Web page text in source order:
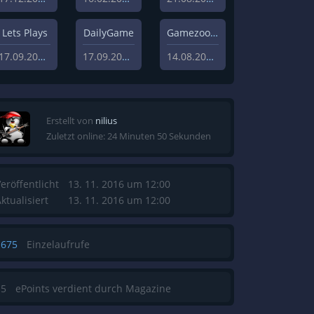
Lets Plays
17.09.2019
DailyGame
17.09.2019
Gamezoom
14.08.2020
Erstellt von nilius
Zuletzt online: 24 Minuten 50 Sekunden
13. 11. 2016 um 12:00
13. 11. 2016 um 12:00
Einzelaufrufe
ePoints verdient durch Magazine